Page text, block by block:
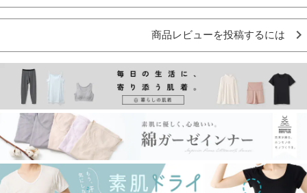
商品レビューを投稿するには